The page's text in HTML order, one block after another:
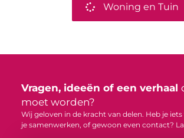
Woning en Tuin
Vragen, ideeën of een verhaal
moet worden?
Wij geloven in de kracht van delen. Heb je
je samenwerken, of gewoon even contact?